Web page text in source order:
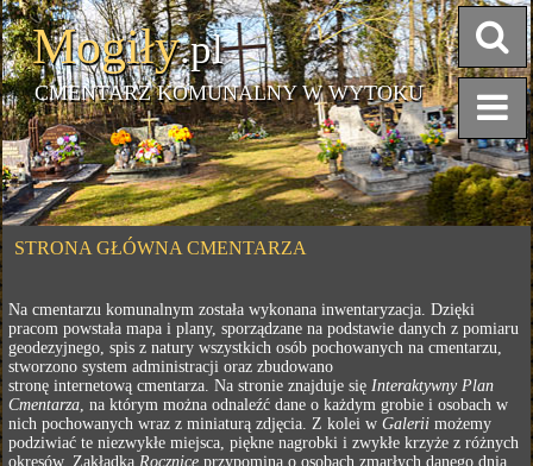
Mogiły.pl
CMENTARZ KOMUNALNY W WYTOKU
STRONA GŁÓWNA CMENTARZA
Na cmentarzu komunalnym została wykonana inwentaryzacja. Dzięki
pracom powstała mapa i plany, sporządzane na podstawie danych z pomiaru
geodezyjnego, spis z natury wszystkich osób pochowanych na cmentarzu,
stworzono system administracji oraz zbudowano
stronę internetową cmentarza. Na stronie znajduje sięInteraktywny Plan
Cmentarza, na którym można odnaleźć dane o każdym grobie i osobach w
nich pochowanych wraz z miniaturą zdjęcia. Z kolei wGalerii możemy
podziwiać te niezwykłe miejsca, piękne nagrobki i zwykłe krzyże z różnych
okresów. ZakładkaRocznice przypomina o osobach zmarłych danego dnia